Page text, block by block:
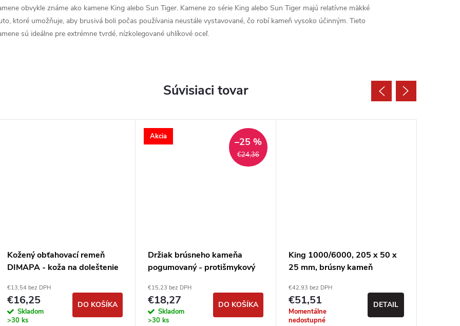
obvykle známe ako kamene King alebo Sun Tiger. Kamene zo série King alebo Sun Tiger majú relatívne mäkké
ktoré umožňuje, aby brusivá boli počas používania neustále vystavované, čo robí kameň vysoko účinným. Tieto
sú ideálne pre extrémne tvrdé, nízkolegované uhlíkové oceľ.
Súvisiaci tovar
Kožený obťahovací remeň
DIMAPA - koža na doleštenie
€13,54 bez DPH
€16,25
Skladom
>30 ks
DO KOŠÍKA
Akcia
€24,36
–25 %
Držiak brúsneho kameňa
pogumovaný - protišmykový
€15,23 bez DPH
€18,27
Skladom
>30 ks
DO KOŠÍKA
King 1000/6000, 205 x 50 x
25 mm, brúsny kameň
€42,93 bez DPH
€51,51
Momentálne
nedostupné
DETAIL